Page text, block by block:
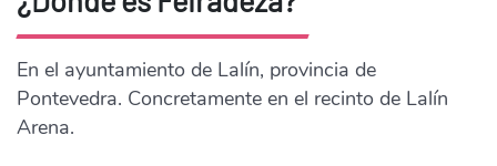
En el ayuntamiento de Lalín, provincia de
Pontevedra. Concretamente en el recinto de Lalín
Arena.